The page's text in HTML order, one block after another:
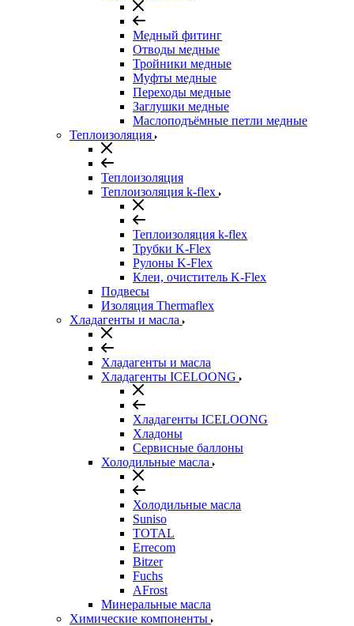
Медный фитинг
Отводы медные
Тройники медные
Муфты медные
Переходы медные
Заглушки медные
Маслоподъёмные петли медные
Теплоизоляция
Теплоизоляция
Теплоизоляция k-flex
Теплоизоляция k-flex
Трубки K-Flex
Рулоны K-Flex
Клеи, очиститель K-Flex
Подвесы
Изоляция Thermaflex
Хладагенты и масла
Хладагенты и масла
Хладагенты ICELOONG
Хладагенты ICELOONG
Хладоны
Сервисные баллоны
Холодильные масла
Холодильные масла
Suniso
TOTAL
Errecom
Bitzer
Fuchs
AFrost
Минеральные масла
Химические компоненты